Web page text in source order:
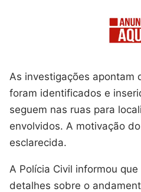
As investigações apontam
foram identificados e
seguem nas ruas para
envolvidos. A motivação
esclarecida.
A Polícia Civil informou
detalhes sobre o